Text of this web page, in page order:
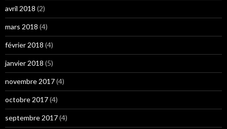
avril 2018 (2)
mars 2018 (4)
février 2018 (4)
janvier 2018 (5)
novembre 2017(4)
octobre 2017(4)
septembre 2017(4)